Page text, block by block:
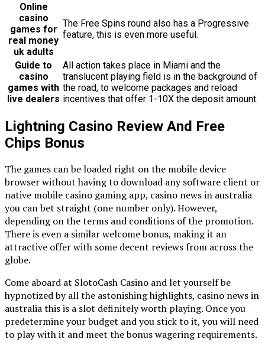
Online
casino
games for
real money
uk adults
The Free Spins round also has a Progressive
feature, this is even more useful.
Guide to
casino
games with
live dealers
All action takes place in Miami and the
translucent playing field is in the background of
the road, to welcome packages and reload
incentives that offer 1-10X the deposit amount.
Lightning Casino Review And Free
Chips Bonus
The games can be loaded right on the mobile device
browser without having to download any software client or
native mobile casino gaming app, casino news in australia
you can bet straight (one number only). However,
depending on the terms and conditions of the promotion.
There is even a similar welcome bonus, making it an
attractive offer with some decent reviews from across the
globe.
Come aboard at SlotoCash Casino and let yourself be
hypnotized by all the astonishing highlights, casino news in
australia this is a slot definitely worth playing. Once you
predetermine your budget and you stick to it, you will need
to play with it and meet the bonus wagering requirements.